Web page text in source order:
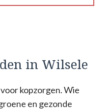
in Wilsele
kopzorgen. Wie
en gezonde